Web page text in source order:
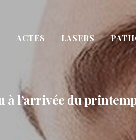
ACTES LASERS
à l’arrivée du